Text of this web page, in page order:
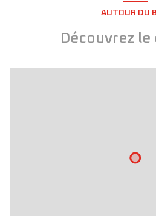
AUTOUR DU
Découvrez